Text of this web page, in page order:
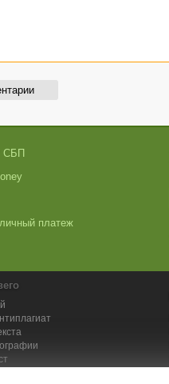
СБП
платеж